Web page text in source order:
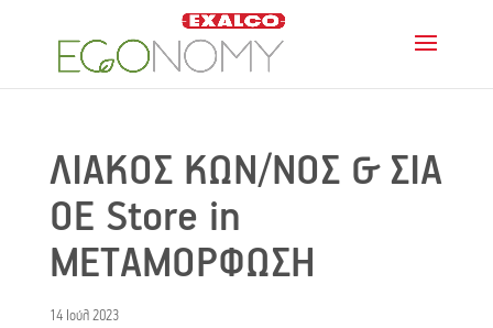
ΛΙΑΚΟΣ ΚΩΝ/ΝΟΣ & ΣΙΑ
ΟΕ Store in
ΜΕΤΑΜΟΡΦΩΣΗ
14 Ιούλ 2023